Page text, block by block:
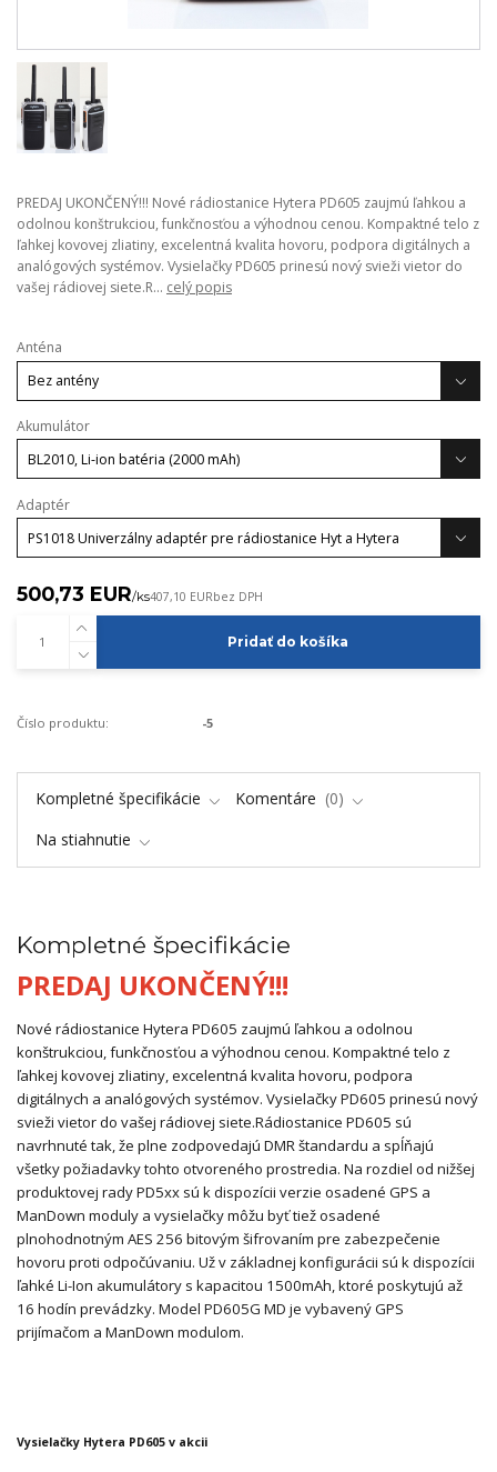
PREDAJ UKONČENÝ!!! Nové rádiostanice Hytera PD605 zaujmú ľahkou a
odolnou konštrukciou, funkčnosťou a výhodnou cenou. Kompaktné telo z
ľahkej kovovej zliatiny, excelentná kvalita hovoru, podpora digitálnych a
analógových systémov. Vysielačky PD605 prinesú nový svieži vietor do
vašej rádiovej siete.R... celý popis
Anténa
Akumulátor
Adaptér
500,73 EUR/ks407,10 EURbez DPH
Pridať do košíka
Číslo produktu: -5
Kompletné špecifikácie Komentáre
0
Na stiahnutie
Kompletné špecifikácie
PREDAJ UKONČENÝ!!!
Nové rádiostanice Hytera PD605 zaujmú ľahkou a odolnou
konštrukciou, funkčnosťou a výhodnou cenou. Kompaktné telo z
ľahkej kovovej zliatiny, excelentná kvalita hovoru, podpora
digitálnych a analógových systémov. Vysielačky PD605 prinesú nový
svieži vietor do vašej rádiovej siete.Rádiostanice PD605 sú
navrhnuté tak, že plne zodpovedajú DMR štandardu a spĺňajú
všetky požiadavky tohto otvoreného prostredia. Na rozdiel od nižšej
produktovej rady PD5xx sú k dispozícii verzie osadené GPS a
ManDown moduly a vysielačky môžu byť tiež osadené
plnohodnotným AES 256 bitovým šifrovaním pre zabezpečenie
hovoru proti odpočúvaniu. Už v základnej konfigurácii sú k dispozícii
ľahké Li-Ion akumulátory s kapacitou 1500mAh, ktoré poskytujú až
16 hodín prevádzky. Model PD605G MD je vybavený GPS
prijímačom a ManDown modulom.
Vysielačky Hytera PD605 v akcii